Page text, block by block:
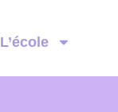
L’école